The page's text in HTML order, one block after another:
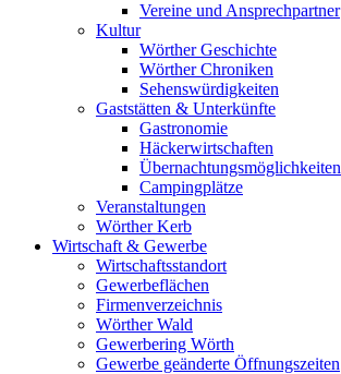
Vereine und Ansprechpartner
Kultur
Wörther Geschichte
Wörther Chroniken
Sehenswürdigkeiten
Gaststätten & Unterkünfte
Gastronomie
Häckerwirtschaften
Übernachtungsmöglichkeiten
Campingplätze
Veranstaltungen
Wörther Kerb
Wirtschaft & Gewerbe
Wirtschaftsstandort
Gewerbeflächen
Firmenverzeichnis
Wörther Wald
Gewerbering Wörth
Gewerbe geänderte Öffnungszeiten